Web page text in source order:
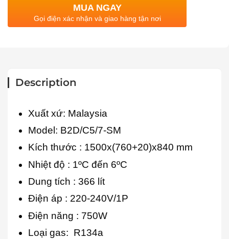
MUA NGAY
Gọi điện xác nhận và giao hàng tận nơi
Description
Xuất xứ: Malaysia
Model: B2D/C5/7-SM
Kích thước : 1500x(760+20)x840 mm
Nhiệt độ : 1ºC đến 6ºC
Dung tích : 366 lít
Điện áp : 220-240V/1P
Điện năng : 750W
Loại gas: R134a